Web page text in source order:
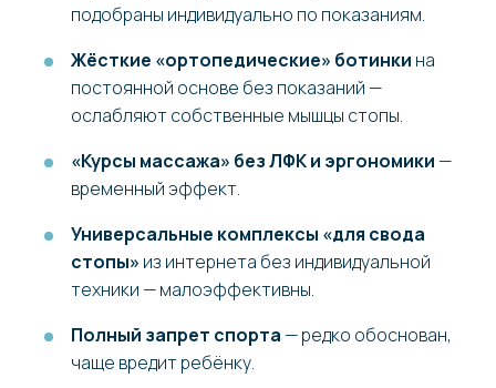
подобраны индивидуально по показаниям.
Жёсткие «ортопедические» ботинки на
постоянной основе без показаний —
ослабляют собственные мышцы стопы.
«Курсы массажа» без ЛФК и эргономики —
временный эффект.
Универсальные комплексы «для свода
стопы» из интернета без индивидуальной
техники — малоэффективны.
Полный запрет спорта — редко обоснован,
чаще вредит ребёнку.